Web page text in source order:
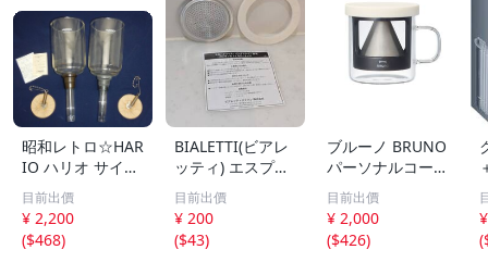
昭和レトロ☆HAR
IO ハリオ サイホ
ン用上ボール 『T
CA -3』×2個 ☆
【未使用保管品】
喫茶店 珈琲サイ
目前出價
¥ 2,200
($468)
BIALETTI(ビアレ
ッティ) エスプレ
ッソメーカー 交
換用 パーツ モカ
エキスプレス 2カ
ップ用 パッキン&
目前出價
¥ 200
($43)
ブルーノ BRUNO
パーソナルコーヒ
ードリッパー ア
イボリー BHK244
-IV
目前出價
¥ 2,000
($426)
(